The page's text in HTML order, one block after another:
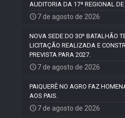
AUDITORIA DA 17ª REGIONAL
7 de agosto de 2026
NOVA SEDE DO 30º BATALHÃO
LICITAÇÃO REALIZADA E
PREVISTA PARA 2027.
7 de agosto de 2026
PAIQUERÊ NO AGRO FAZ
AOS PAIS.
7 de agosto de 2026